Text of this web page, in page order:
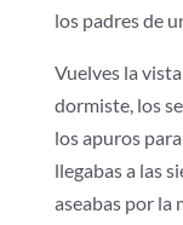
los padres de
Vuelves la
dormiste, los
los apuros
llegabas a las
aseabas por la